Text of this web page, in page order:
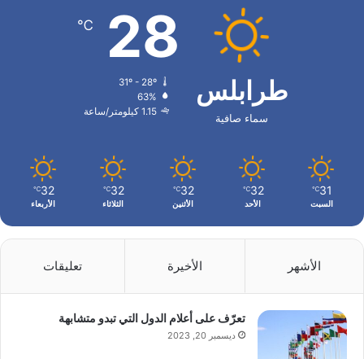
طرابلس
سماء صافية
28
℃
31º - 28º
63%
1.15 كيلومتر/ساعة
31
℃
السبت
32
℃
الأحد
32
℃
الأثنين
32
℃
الثلاثاء
32
℃
الأربعاء
الأشهر الأخيرة تعليقات
تعرّف على أعلام الدول التي تبدو متشابهة
ديسمبر 20, 2023